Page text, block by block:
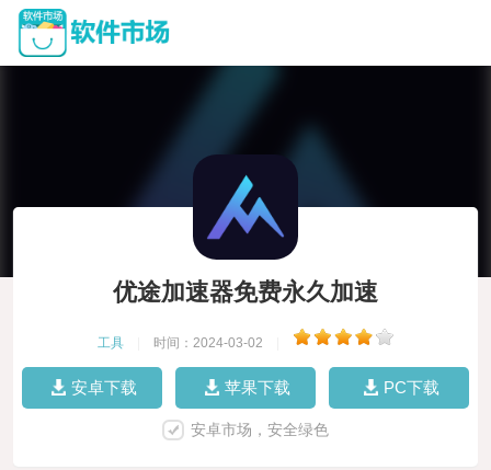
优途加速器免费永久加速
工具 时间：2024-03-02
安卓下载 苹果下载 PC下载
安卓市场，安全绿色